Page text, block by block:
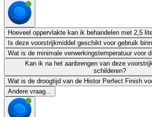
Hoeveel oppervlakte kan ik behandelen met 2,5
Is deze voorstrijkmiddel geschikt voor gebruik
Wat is de minimale verwerkingstemperatuur voor
Kan ik na het aanbrengen van deze
schilderen?
Wat is de droogtijd van de Histor Perfect Finish
Andere vraag...